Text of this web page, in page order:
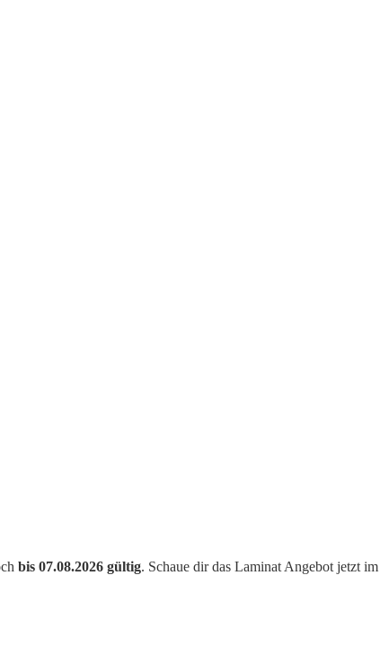
bis 07.08.2026 gültig. Schaue dir das Laminat Angebot jetzt im